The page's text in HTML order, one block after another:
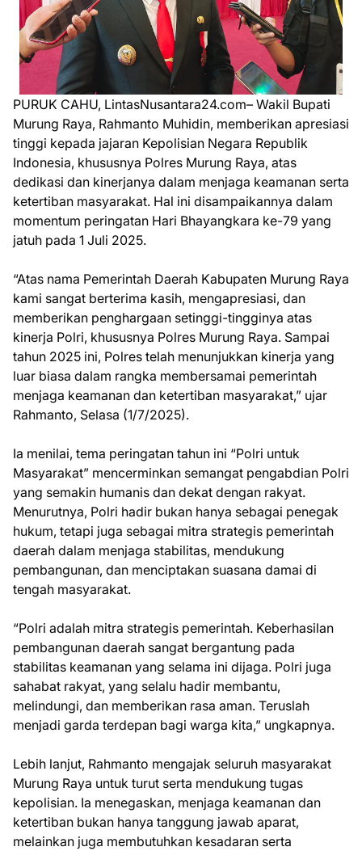
PURUK CAHU, LintasNusantara24.com– Wakil Bupati
Murung Raya, Rahmanto Muhidin, memberikan apresiasi
tinggi kepada jajaran Kepolisian Negara Republik
Indonesia, khususnya Polres Murung Raya, atas
dedikasi dan kinerjanya dalam menjaga keamanan serta
ketertiban masyarakat. Hal ini disampaikannya dalam
momentum peringatan Hari Bhayangkara ke-79 yang
jatuh pada 1 Juli 2025.
“Atas nama Pemerintah Daerah Kabupaten Murung Raya
kami sangat berterima kasih, mengapresiasi, dan
memberikan penghargaan setinggi-tingginya atas
kinerja Polri, khususnya Polres Murung Raya. Sampai
tahun 2025 ini, Polres telah menunjukkan kinerja yang
luar biasa dalam rangka membersamai pemerintah
menjaga keamanan dan ketertiban masyarakat,” ujar
Rahmanto, Selasa (1/7/2025).
Ia menilai, tema peringatan tahun ini “Polri untuk
Masyarakat” mencerminkan semangat pengabdian Polri
yang semakin humanis dan dekat dengan rakyat.
Menurutnya, Polri hadir bukan hanya sebagai penegak
hukum, tetapi juga sebagai mitra strategis pemerintah
daerah dalam menjaga stabilitas, mendukung
pembangunan, dan menciptakan suasana damai di
tengah masyarakat.
“Polri adalah mitra strategis pemerintah. Keberhasilan
pembangunan daerah sangat bergantung pada
stabilitas keamanan yang selama ini dijaga. Polri juga
sahabat rakyat, yang selalu hadir membantu,
melindungi, dan memberikan rasa aman. Teruslah
menjadi garda terdepan bagi warga kita,” ungkapnya.
Lebih lanjut, Rahmanto mengajak seluruh masyarakat
Murung Raya untuk turut serta mendukung tugas
kepolisian. Ia menegaskan, menjaga keamanan dan
ketertiban bukan hanya tanggung jawab aparat,
melainkan juga membutuhkan kesadaran serta